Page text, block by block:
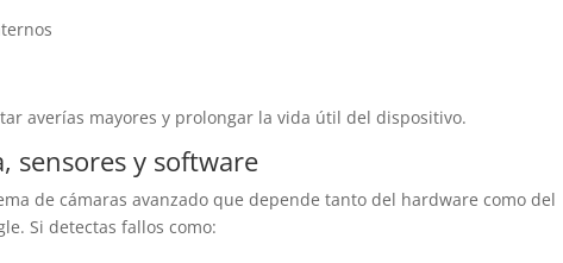
averías mayores y prolongar la vida útil del dispositivo.
sensores y software
de cámaras avanzado que depende tanto del hardware como del
Si detectas fallos como: